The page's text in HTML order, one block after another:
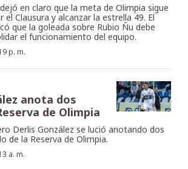
en claro que la meta de Olimpia sigue
el Clausura y alcanzar la estrella 49. El
que la goleada sobre Rubio Ñu debe
el funcionamiento del equipo.
p. m.
anota dos
de Olimpia
Derlis González se lució anotando dos
de la Reserva de Olimpia.
a. m.